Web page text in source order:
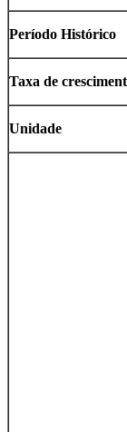
Período Histórico
Taxa de
Unidade